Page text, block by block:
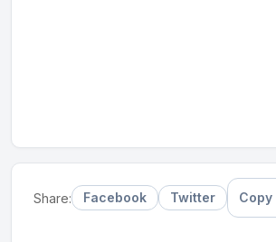
Share: Facebook Twitter Copy